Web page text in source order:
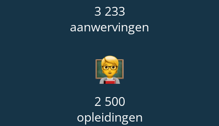
3 233
aanwervingen
2 500
opleidingen